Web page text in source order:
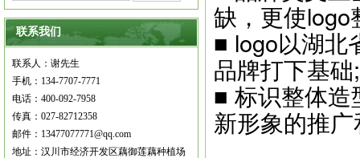
联系我们
联系人：谢先生
手机：134-7707-7771
电话：400-092-7958
传真：027-82712358
邮件：13477077771@qq.com
地址：汉川市经济开发区藕御莲藕种植场
缺，更使
■ logo以湖
品牌打下基础;
■ 标识整体
新形象的推